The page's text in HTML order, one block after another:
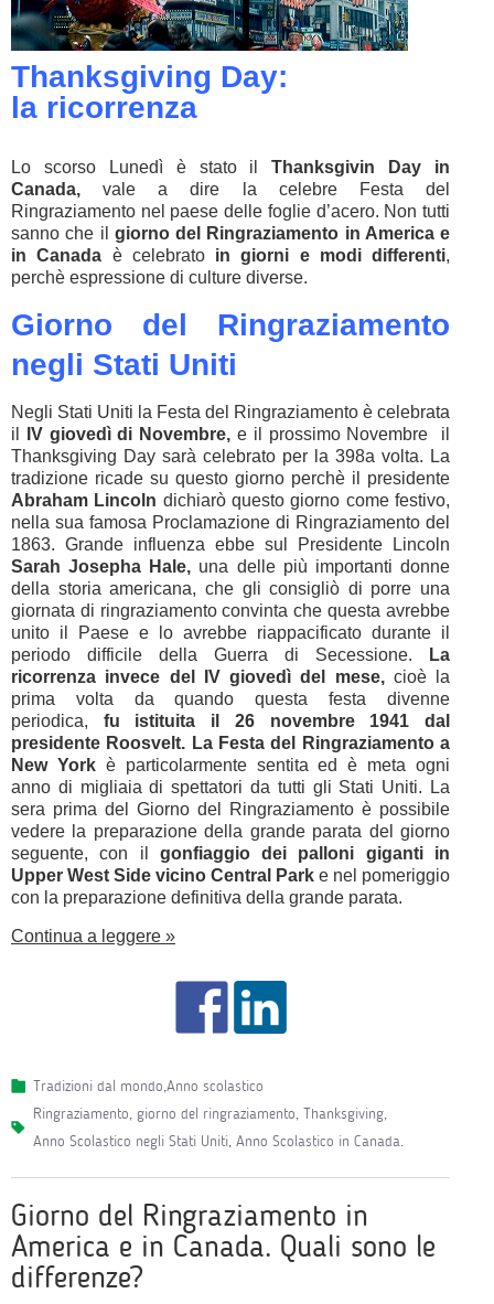
Thanksgiving Day:
la ricorrenza
Lo scorso Lunedì è stato ilThanksgivin Day in
Canada,vale a dire la celebre Festa del
Ringraziamento nel paese delle foglie d’acero. Non tutti
sanno che il giorno del Ringraziamento in America e
in Canada è celebratoin giorni e modi differenti,
perchè espressione di culture diverse.
Giorno del Ringraziamento
negli Stati Uniti
Negli Stati Uniti la Festa del Ringraziamento è celebrata
il
IV giovedì di Novembre, e il prossimo Novembre il
Thanksgiving Day sarà celebrato per la 398a volta. La
tradizione ricade su questo giorno perchè il presidente
Abraham Lincoln dichiarò questo giorno come festivo,
nella sua famosa Proclamazione di Ringraziamento del
1863. Grande influenza ebbe sul Presidente Lincoln
Sarah Josepha Hale, una delle più importanti donne
della storia americana, che gli consigliò di porre una
giornata di ringraziamento convinta che questa avrebbe
unito il Paese e lo avrebbe riappacificato durante il
periodo difficile della Guerra di Secessione.
La
ricorrenza invece del IV giovedì del mese,cioè la
prima volta da quando questa festa divenne
periodica, fu istituita il 26 novembre 1941 dal
presidente Roosvelt. La Festa del Ringraziamento a
New Yorkè particolarmente sentita ed è meta ogni
anno di migliaia di spettatori da tutti gli Stati Uniti. La
sera prima del Giorno del Ringraziamento è possibile
vedere la preparazione della grande parata del giorno
seguente, con il gonfiaggio dei palloni giganti in
Upper West Side vicino Central Park e nel pomeriggio
con la preparazione definitiva della grande parata.
Continua a leggere »
Tradizioni dal mondo,Anno scolastico
ringraziamento, giorno del ringraziamento, Thanksgiving,
Anno Scolastico negli Stati Uniti, Anno Scolastico in Canada.
Giorno del Ringraziamento in
America e in Canada. Quali sono le
differenze?